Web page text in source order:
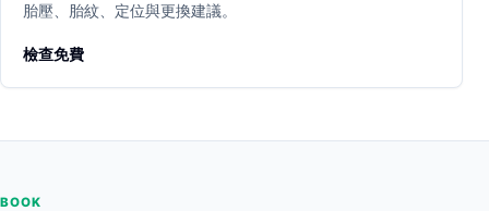
胎壓、胎紋、定位與更換建議。
檢查免費
BOOK